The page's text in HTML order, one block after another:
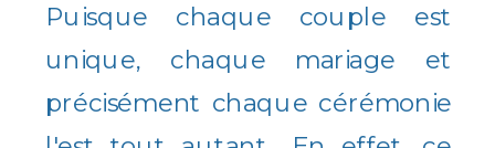
Puisque chaque couple est
unique, chaque mariage et
précisément chaque cérémonie